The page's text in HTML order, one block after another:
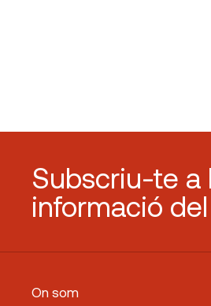
Subscriu-te a
informació
On som